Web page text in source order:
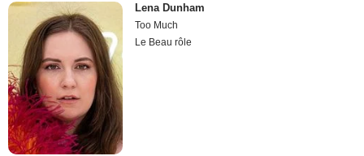
Lena Dunham
Too Much
Le Beau rôle